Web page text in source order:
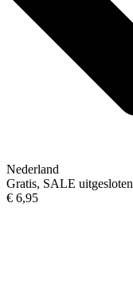
Nederland
Gratis, SALE uitgesloten
€ 6,95